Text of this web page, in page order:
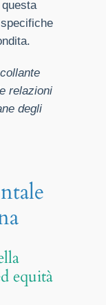
relazioni
degli
equità